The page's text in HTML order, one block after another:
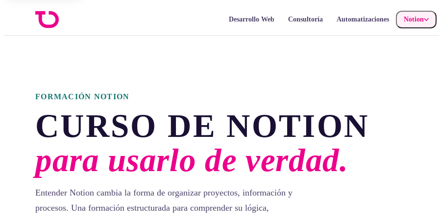
Desarrollo Web Consultoría Automatizaciones Notion
FORMACIÓN NOTION
CURSO DE NOTION
para usarlo de verdad.
Entender Notion cambia la forma de organizar proyectos, información y
procesos. Una formación estructurada para comprender su lógica,